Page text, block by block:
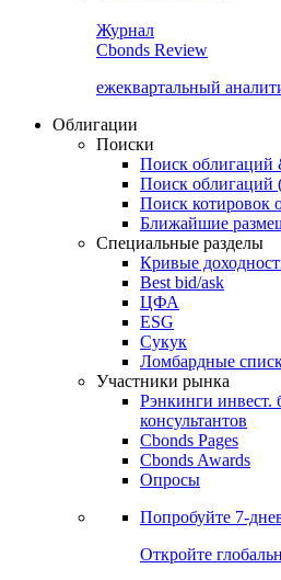
Журнал
Cbonds Review
ежеквартальный
Облигации
Поиски
Поиск облигаций
Поиск
Поиск котировок
Ближайшие
Специальные разделы
Кривые
Best bid/ask
ЦФА
ESG
Сукук
Ломбардные
Участники рынка
Рэнкинги инвест.
консультантов
Cbonds Pages
Cbonds Awards
Опросы
Попробуйте 7-
Откройте